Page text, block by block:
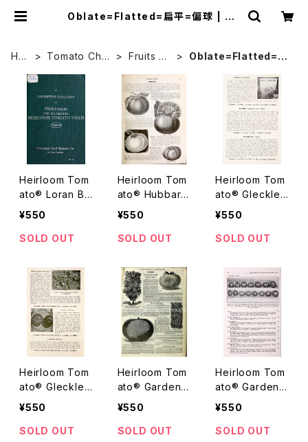
Oblate=Flatted=扁平=偏球 | He
HO
Tomato Char
Fruits Sh
Oblate=Flatted=扁
Heirloom Tom
ato® Loran Bl
ood VR エアル
ーラン・ブラッド・
¥550
SOLD OUT
Heirloom Tom
ato® Hubbard
Early エアルー
ード・アーリー
¥550
SOLD OUT
Heirloom Tom
ato® Gleckler
s Seedmen's
ーム・トマト・グ
ードマンズ・マナ
ヒル
¥550
SOLD OUT
Heirloom Tom
ato® Gleckler
s Seedmen's
ルーム・トマト・
¥550
SOLD OUT
Heirloom Tom
ato® Gardene
rs Gold Mine
ト・ガーデナー
¥550
SOLD OUT
Heirloom Tom
ato® Garden
State エアルー
デン・ステート
¥550
SOLD OUT